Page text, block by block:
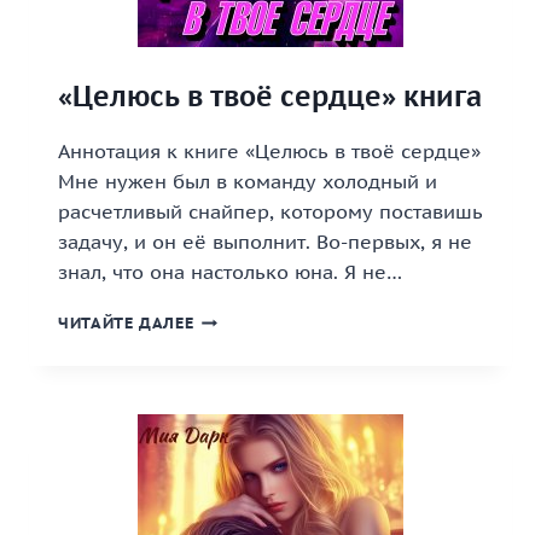
«Целюсь в твоё сердце» книга
Аннотация к книге «Целюсь в твоё сердце»
Мне нужен был в команду холодный и
расчетливый снайпер, которому поставишь
задачу, и он её выполнит. Во-первых, я не
знал, что она настолько юна. Я не…
ЧИТАЙТЕ ДАЛЕЕ «ЦЕЛЮСЬ
КНИГА